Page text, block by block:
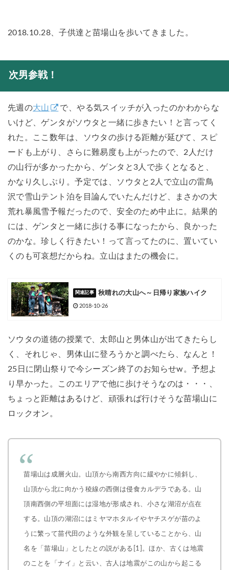
2018.10.28、子供達と苗場山を歩いてきました。
次男参戦！
先週の大山
で、やる気スイッチが入ったのかわからな
いけど、ゲンタがソウタと一緒に歩きたい！と言ってく
れた。ここ数年は、ソウタの歩ける距離が延びて、スピ
ードも上がり、さらに難易度も上がったので、2人だけ
の山行が多かったから、ゲンタと3人で歩くとなると、
かなり久しぶり。予定では、ソウタと2人で立山の雷鳥
沢で雪山テント泊を目論んでいたんだけど、まさかの大
荒れ暴風雪予報だったので、安全のため中止に。結果的
には、ゲンタと一緒に歩ける事になったから、良かった
のかな。珍しく行きたい！って言ってたのに、置いてい
くのも可哀想だからね。立山はまたの機会に。
秋晴れの大山へ～日帰り家族ハイク
2018-10-26
ソウタの道徳の授業で、太郎山と男体山が出てきたらし
く、それじゃ、男体山に登ろうかと調べたら、なんと！
25日に閉山祭りで今シーズン終了のお知らせw。予想よ
り早かった。このエリアで他に歩けそうなのは・・・、
ちょっと距離はあるけど、頑張れば行けそうな苗場山に
ロックオン。
苗場山は成層火山。山頂から南西方向に緩やかに傾斜し、
山頂から北に向かう稜線の西側は侵食カルデラである。山
頂南西側の平坦面には湿地が形成され、小さな湖沼が点在
する。山頂の湖沼にはミヤマホタルイやヤチスゲが苗のよ
うに繁って苗代田のような外観を呈していることから、山
名を「苗場山」としたとの説がある[1]。ほか、古くは地震
のことを「ナイ」と云い、古人は地震がこの山から起こる